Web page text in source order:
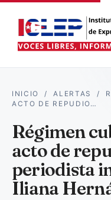
INICIO /ALERTAS /
ACTO DE REPUDIO…
Régimen
acto de
periodista
Iliana